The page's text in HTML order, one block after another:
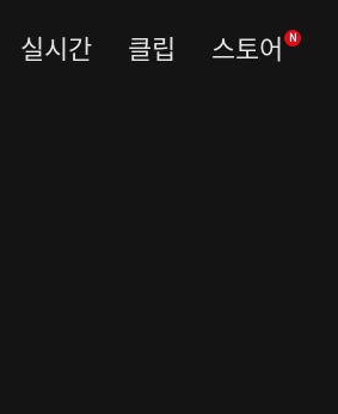
실시간 클립 스토어 N